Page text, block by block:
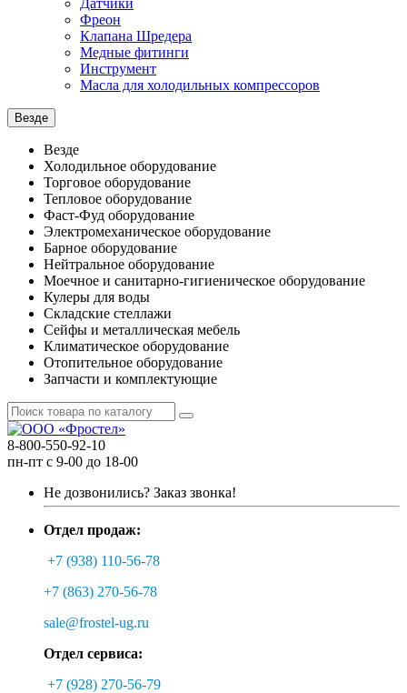
Датчики
Фреон
Клапана Шредера
Медные фитинги
Инструмент
Масла для холодильных компрессоров
Везде
Везде
Холодильное оборудование
Торговое оборудование
Тепловое оборудование
Фаст-Фуд оборудование
Электромеханическое оборудование
Барное оборудование
Нейтральное оборудование
Моечное и санитарно-гигиеническое оборудование
Кулеры для воды
Складские стеллажи
Сейфы и металлическая мебель
Климатическое оборудование
Отопительное оборудование
Запчасти и комплектующие
8-800-550-92-10
пн-пт с 9-00 до 18-00
Не дозвонились? Заказ звонка!
Отдел продаж:
+7 (938) 110-56-78
+7 (863) 270-56-78
sale@frostel-ug.ru
Отдел сервиса:
+7 (928) 270-56-79